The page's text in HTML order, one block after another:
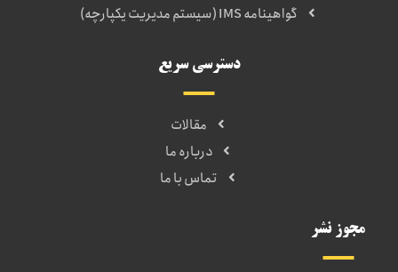
گواهینامه IMS (سیستم مدیریت یکپارچه)
دسترسی سریع
مقالات
درباره ما
تماس با ما
مجوز نشر